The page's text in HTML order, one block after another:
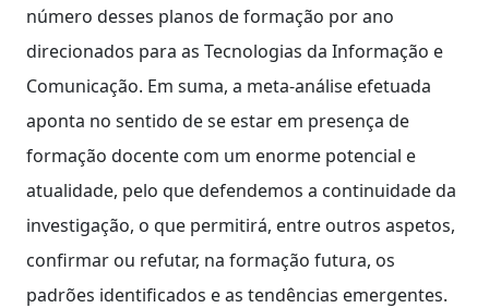
número desses planos de formação por ano
direcionados para as Tecnologias da Informação e
Comunicação. Em suma, a meta-análise efetuada
aponta no sentido de se estar em presença de
formação docente com um enorme potencial e
atualidade, pelo que defendemos a continuidade da
investigação, o que permitirá, entre outros aspetos,
confirmar ou refutar, na formação futura, os
padrões identificados e as tendências emergentes.